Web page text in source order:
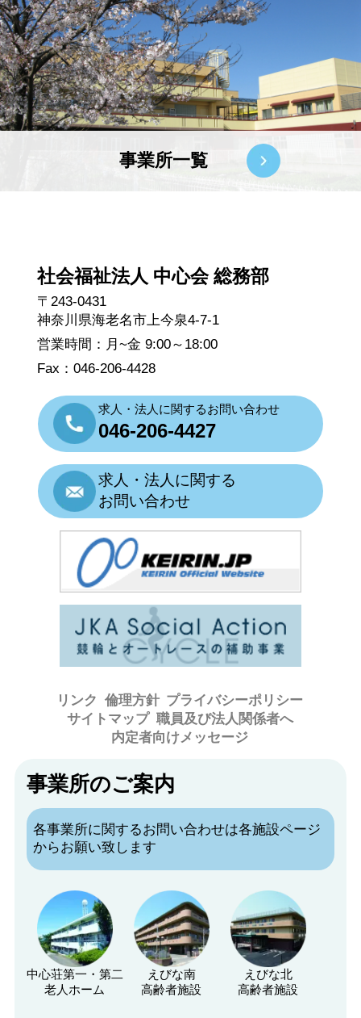
事業所一覧
社会福祉法人 中心会 総務部
〒243-0431
神奈川県海老名市上今泉4-7-1
営業時間：月~金 9:00～18:00
Fax：046-206-4428
求人・法人に関するお問い合わせ
046-206-4427
求人・法人に関する
お問い合わせ
リンク 倫理方針 プライバシーポリシー
サイトマップ 職員及び法人関係者へ
内定者向けメッセージ
事業所のご案内
各事業所に関するお問い合わせは各施設ページ
からお願い致します
中心荘第一・第二
老人ホーム
えびな南
高齢者施設
えびな北
高齢者施設